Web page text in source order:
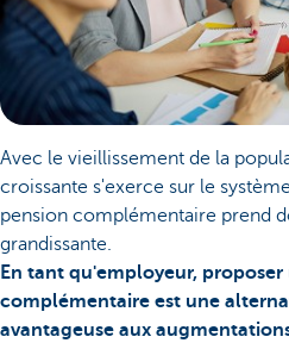
Avec le vieillissement de la
croissante s'exerce sur le
pension complémentaire prend
grandissante.
En tant qu'employeur, proposer
complémentaire est une
avantageuse aux